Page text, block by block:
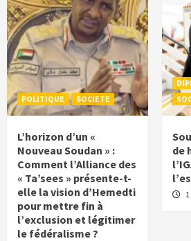
POLITIQUE SOCIETE
L’horizon d’un «
Nouveau Soudan » :
Comment l’Alliance des
« Ta’sees » présente-t-
elle la vision d’Hemedti
pour mettre fin à
l’exclusion et légitimer
le fédéralisme ?
de